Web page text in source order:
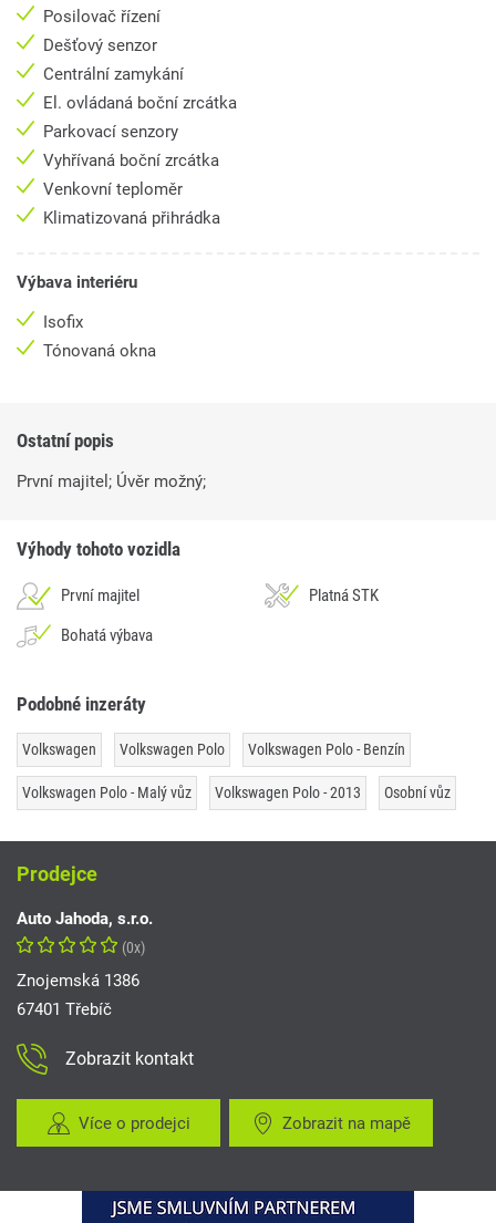
Posilovač řízení
Dešťový senzor
Centrální zamykání
El. ovládaná boční zrcátka
Parkovací senzory
Vyhřívaná boční zrcátka
Venkovní teploměr
Klimatizovaná přihrádka
Výbava interiéru
Isofix
Tónovaná okna
Ostatní popis
První majitel; Úvěr možný;
Výhody tohoto vozidla
První majitel
Platná STK
Bohatá výbava
Podobné inzeráty
Volkswagen Volkswagen Polo Volkswagen Polo - Benzín
Volkswagen Polo - Malý vůz Volkswagen Polo - 2013 Osobní vůz
Prodejce
Auto Jahoda, s.r.o.
(0x)
Znojemská 1386
67401 Třebíč
Zobrazit kontakt
Více o prodejci Zobrazit na mapě